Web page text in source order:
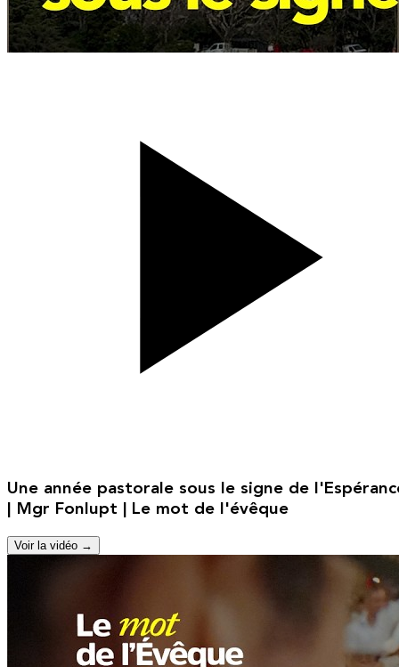
Une année pastorale sous le signe de
| Mgr Fonlupt | Le mot de l'évêque
Voir la vidéo →